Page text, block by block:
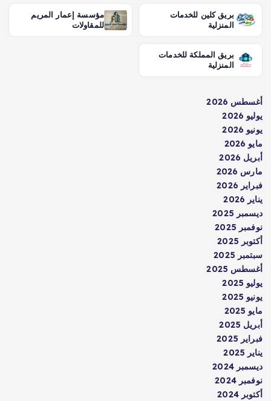
بريق كلين للخدمات
المنزلية
مؤسسة إعمار المريم
للمقاولات
بريق المملكة للخدمات
المنزلية
أغسطس 2026
يوليو 2026
يونيو 2026
مايو 2026
أبريل 2026
مارس 2026
فبراير 2026
يناير 2026
ديسمبر 2025
نوفمبر 2025
أكتوبر 2025
سبتمبر 2025
أغسطس 2025
يوليو 2025
يونيو 2025
مايو 2025
أبريل 2025
فبراير 2025
يناير 2025
ديسمبر 2024
نوفمبر 2024
أكتوبر 2024